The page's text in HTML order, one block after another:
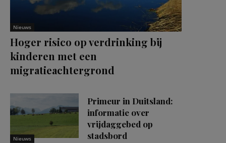
Nieuws
Hoger risico op verdrinking bij
kinderen met een
migratieachtergrond
Nieuws
Primeur in Duitsland:
informatie over
vrijdaggebed op
stadsbord